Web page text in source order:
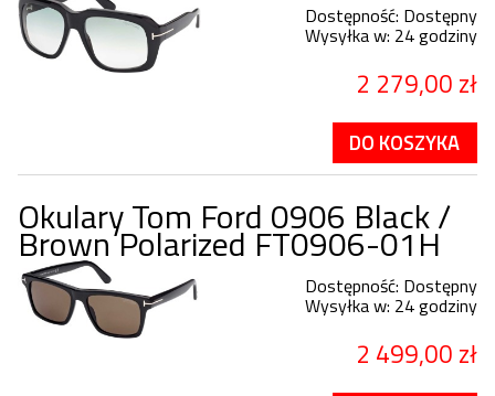
Dostępność: Dostępny
Wysyłka w: 24 godziny
2 279,00 zł
DO KOSZYKA
Okulary Tom Ford 0906 Black /
Brown Polarized FT0906-01H
Dostępność: Dostępny
Wysyłka w: 24 godziny
2 499,00 zł